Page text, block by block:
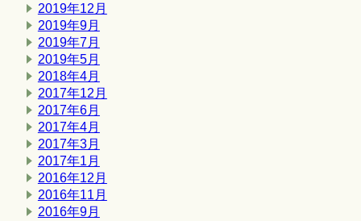
2019年12月
2019年9月
2019年7月
2019年5月
2018年4月
2017年12月
2017年6月
2017年4月
2017年3月
2017年1月
2016年12月
2016年11月
2016年9月